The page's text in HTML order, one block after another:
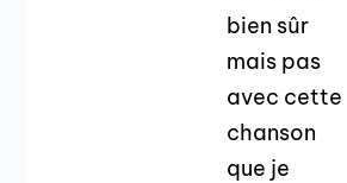
bien sûr
mais pas
avec cette
chanson
que je